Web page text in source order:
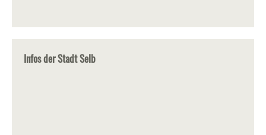
Infos der Stadt Selb